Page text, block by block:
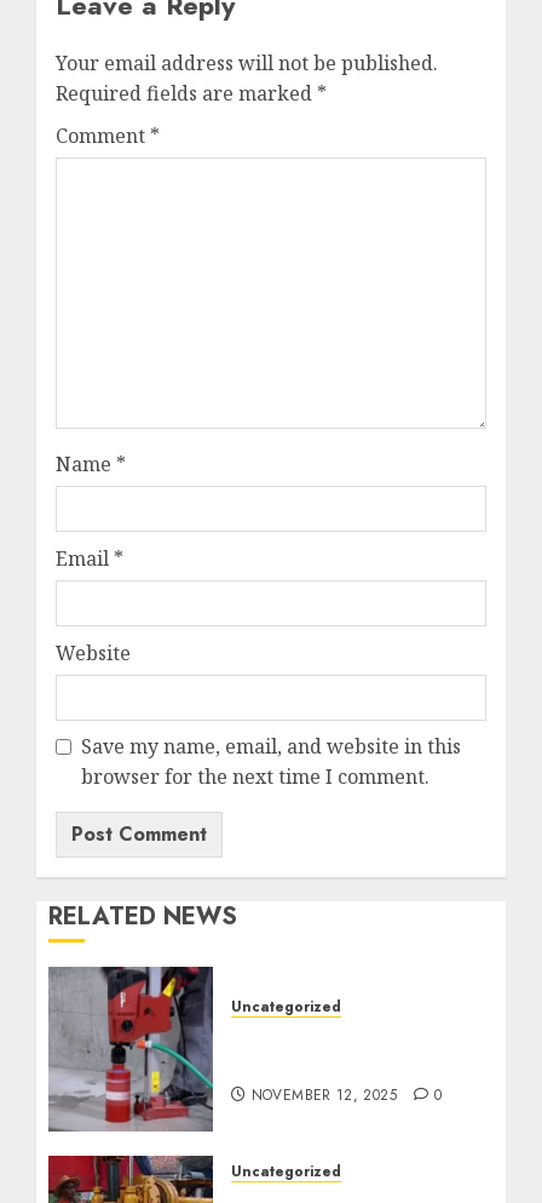
Your email address will not be published.
Required fields are marked *
Comment *
Name *
Email *
Website
Save my name, email, and website in this
browser for the next time I comment.
RELATED NEWS
Uncategorized
NOVEMBER 12, 2025 0
Uncategorized